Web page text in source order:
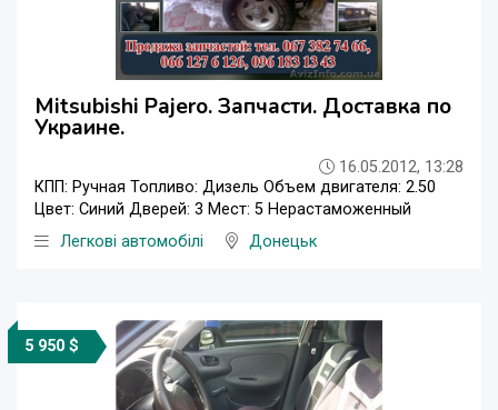
Mitsubishi Pajero. Запчасти. Доставка по
Украине.
16.05.2012, 13:28
КПП: Ручная Топливо: Дизель Объем двигателя: 2.50
Цвет: Синий Дверей: 3 Мест: 5 Нерастаможенный
Легкові автомобілі
Донецьк
5 950 $